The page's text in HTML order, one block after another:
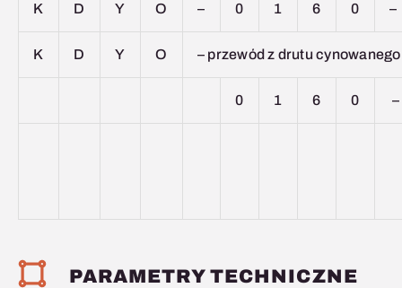
K D Y O – 0 1 6 0 –
K D Y O – przewód z drutu cynowanego
0 1 6 0
PARAMETRY TECHNICZNE